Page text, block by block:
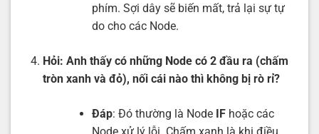
phím. Sợi dây sẽ biến mất, trả lại sự tự
do cho các Node.
Hỏi: Anh thấy có những Node có 2 đầu ra (chấm
tròn xanh và đỏ), nối cái nào thì không bị rò rỉ?
Đáp: Đó thường là Node IFhoặc các
Node xử lý lỗi. Chấm xanh là khi điều